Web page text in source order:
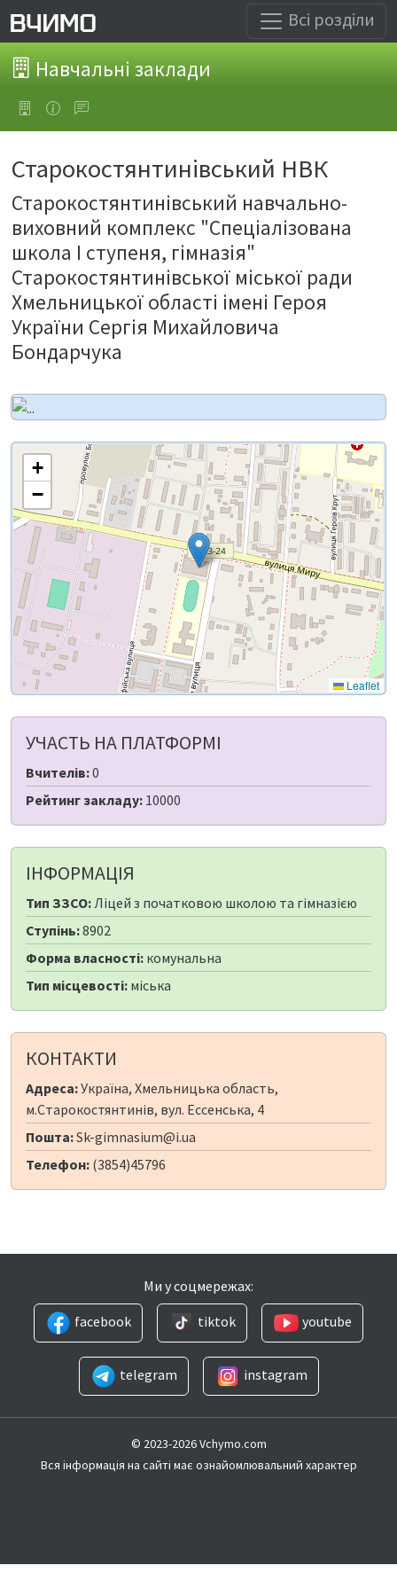
Всі розділи
Навчальні заклади
Старокостянтинівський НВК
Старокостянтинівський навчально-
виховний комплекс "Спеціалізована
школа І ступеня, гімназія"
Старокостянтинівської міської ради
Хмельницької області імені Героя
України Сергія Михайловича
Бондарчука
+
−
Leaflet
УЧАСТЬ НА ПЛАТФОРМІ
Вчителів:0
Рейтинг закладу: 10000
ІНФОРМАЦІЯ
Тип ЗЗСО:Ліцей з початковою школою та гімназією
Ступінь:8902
Форма власності: комунальна
Тип місцевості: міська
КОНТАКТИ
Адреса:Україна, Хмельницька область,
м.Старокостянтинів, вул. Ессенська, 4
Пошта:Sk-gimnasium@i.ua
Телефон: (3854)45796
Ми у соцмережах:
facebook
tiktok youtube
telegram instagram
© 2023-2026 Vchymo.com
Вся інформація на сайті має ознайомлювальний характер